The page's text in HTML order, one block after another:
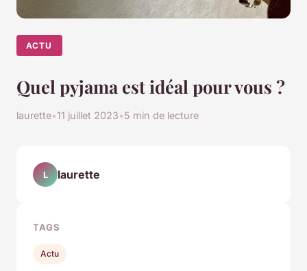
ACTU
Quel pyjama est idéal pour vous ?
laurette•11 juillet 2023•5 min de lecture
L laurette
TAGS
Actu